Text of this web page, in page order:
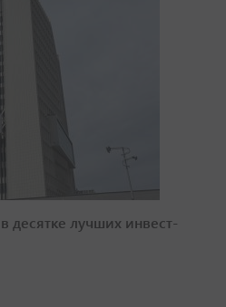
десятке лучших инвест-